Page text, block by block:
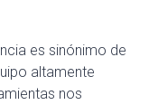
es sinónimo de
altamente
nos